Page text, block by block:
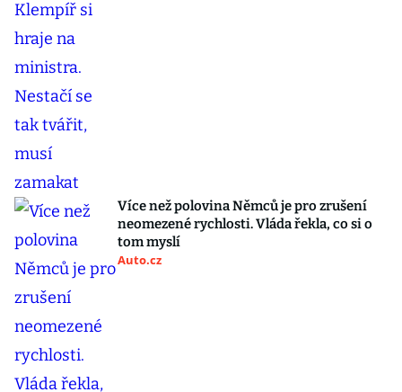
Více než polovina Němců je pro zrušení
neomezené rychlosti. Vláda řekla, co si o
tom myslí
Auto.cz